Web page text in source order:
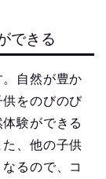
できる
自然が豊か
をのびのび
験ができる
、他の子供
るので、コ